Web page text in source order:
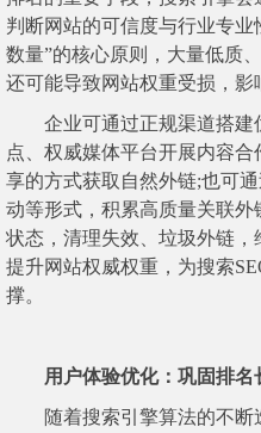
判断网站的可信度与行业专
数量”的核心原则，大量低质
还可能导致网站权重受损，影
企业可通过正规渠道搭建
点、权威媒体平台开展内容
享的方式获取自然外链;也可
动等形式，积累高质量关联
状态，清理失效、垃圾外链
提升网站权威权重，为搜索
撑。
用户体验优化：巩固排名
随着搜索引擎算法的不断